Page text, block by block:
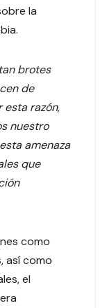
la
brotes
de
esta razón,
nuestro
amenaza
que
como
así como
el